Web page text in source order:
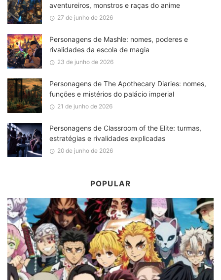
aventureiros, monstros e raças do anime
27 de junho de 2026
Personagens de Mashle: nomes, poderes e
rivalidades da escola de magia
23 de junho de 2026
Personagens de The Apothecary Diaries: nomes,
funções e mistérios do palácio imperial
21 de junho de 2026
Personagens de Classroom of the Elite: turmas,
estratégias e rivalidades explicadas
20 de junho de 2026
POPULAR